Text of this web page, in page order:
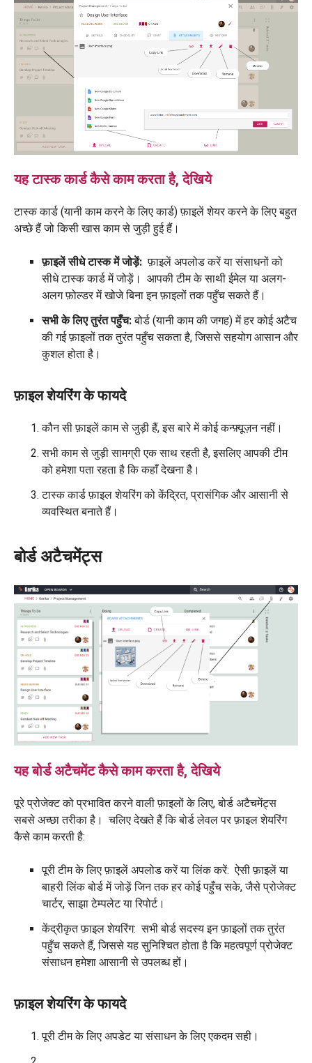
यह टास्क कार्ड कैसे काम करता है, देखिये
टास्क कार्ड (यानी काम करने के लिए कार्ड) फ़ाइलें शेयर करने के लिए बहुत
अच्छे हैं जो किसी खास काम से जुड़ी हुई हैं।
फ़ाइलें सीधे टास्क में जोड़ें: फ़ाइलें अपलोड करें या संसाधनों को
सीधे टास्क कार्ड में जोड़ें। आपकी टीम के साथी ईमेल या अलग-
अलग फ़ोल्डर में खोजे बिना इन फ़ाइलों तक पहुँच सकते हैं।
सभी के लिए तुरंत पहुँच:बोर्ड (यानी काम की जगह) में हर कोई अटैच
की गई फ़ाइलों तक तुरंत पहुँच सकता है, जिससे सहयोग आसान और
कुशल होता है।
फ़ाइल शेयरिंग के फायदे
कौन सी फ़ाइलें काम से जुड़ी हैं, इस बारे में कोई कन्फ़्यूज़न नहीं।
सभी काम से जुड़ी सामग्री एक साथ रहती है, इसलिए आपकी टीम
को हमेशा पता रहता है कि कहाँ देखना है।
टास्क कार्ड फ़ाइल शेयरिंग को केंद्रित, प्रासंगिक और आसानी से
व्यवस्थित बनाते हैं।
बोर्ड अटैचमेंट्स
यह बोर्ड अटैचमेंट कैसे काम करता है, देखिये
पूरे प्रोजेक्ट को प्रभावित करने वाली फ़ाइलों के लिए, बोर्ड अटैचमेंट्स
सबसे अच्छा तरीका है। चलिए देखते हैं कि बोर्ड लेवल पर फ़ाइल शेयरिंग
कैसे काम करती है:
पूरी टीम के लिए फ़ाइलें अपलोड करें या लिंक करें: ऐसी फ़ाइलें या
बाहरी लिंक बोर्ड में जोड़ें जिन तक हर कोई पहुँच सके, जैसे प्रोजेक्ट
चार्टर, साझा टेम्पलेट या रिपोर्ट।
केंद्रीकृत फ़ाइल शेयरिंग: सभी बोर्ड सदस्य इन फ़ाइलों तक तुरंत
पहुँच सकते हैं, जिससे यह सुनिश्चित होता है कि महत्वपूर्ण प्रोजेक्ट
संसाधन हमेशा आसानी से उपलब्ध हों।
फ़ाइल शेयरिंग के फायदे
पूरी टीम के लिए अपडेट या संसाधन के लिए एकदम सही।